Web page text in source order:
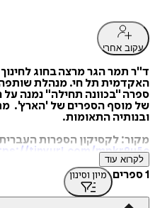
עקוב אחרי
ד"ר תמר הגר מרצה בחוג
האקדמית תל חי. מנהלת
של מוסף הספרים של 'הארץ'.
ובנותיה התאומות.
מקור: לקסיקון הספרות
tinyurl.com/mpkr9u5c
לקרוא עוד
1 ספרים מיון וסינון